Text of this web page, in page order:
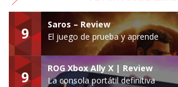
9
Saros – Review
El juego de prueba y aprende
9
ROG Xbox Ally X | Review
La consola portátil definitiva